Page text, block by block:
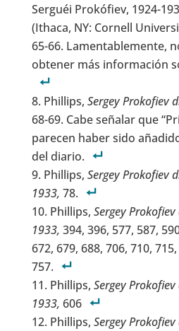
Serguéi Prokófiev, 1924-
(Ithaca, NY: Cornell
65-66. Lamentablemente,
obtener más información
Phillips, Sergey Prokofiev
68-69. Cabe señalar que
parecen haber sido
del diario.
Phillips, Sergey Prokofiev
1933, 78.
Phillips, Sergey
1933, 394, 396, 577, 587,
672, 679, 688, 706, 710,
757.
Phillips, Sergey
1933, 606
Phillips, Sergey